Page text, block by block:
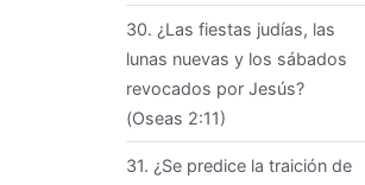
30. ¿Las fiestas judías, las
lunas nuevas y los sábados
revocados por Jesús?
(Oseas 2:11)
31. ¿Se predice la traición de